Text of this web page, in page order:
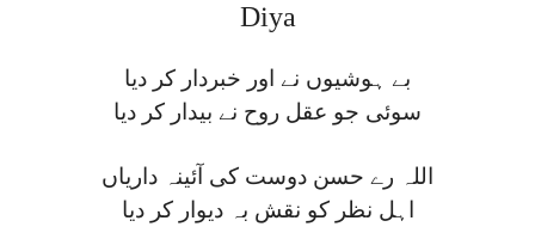
Diya
بے ہوشیوں نے اور خبردار کر دیا
سوئی جو عقل روح نے بیدار کر دیا
اللہ رے حسن دوست کی آئینہ داریاں
اہل نظر کو نقش بہ دیوار کر دیا